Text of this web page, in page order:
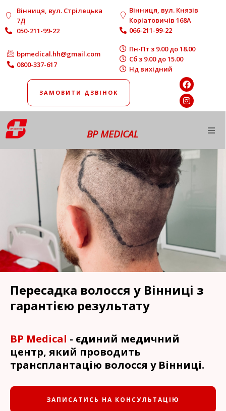
Вінниця, вул. Стрілецька
7Д
050-211-99-22
Вінниця, вул. Князів
Коріатовичів 168A
066-211-99-22
bpmedical.hh@gmail.com
0800-337-617
Пн-Пт з 9.00 до 18.00
Сб з 9.00 до 15.00
Нд вихідний
ЗАМОВИТИ ДЗВІНОК
BP MEDICAL
Про нас
Напрямки роботи
Діагностика
Денний стаціонар у Вінниці
Ціни послуг
Новини
Пересадка волосся у Вінниці з
гарантією результату
BP Medical - єдиний медичний
центр, який проводить
трансплантацію волосся у Вінниці.
ЗАПИСАТИСЬ НА КОНСУЛЬТАЦІЮ